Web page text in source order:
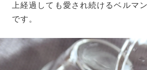
上経過しても愛され続けるベルマ
です。